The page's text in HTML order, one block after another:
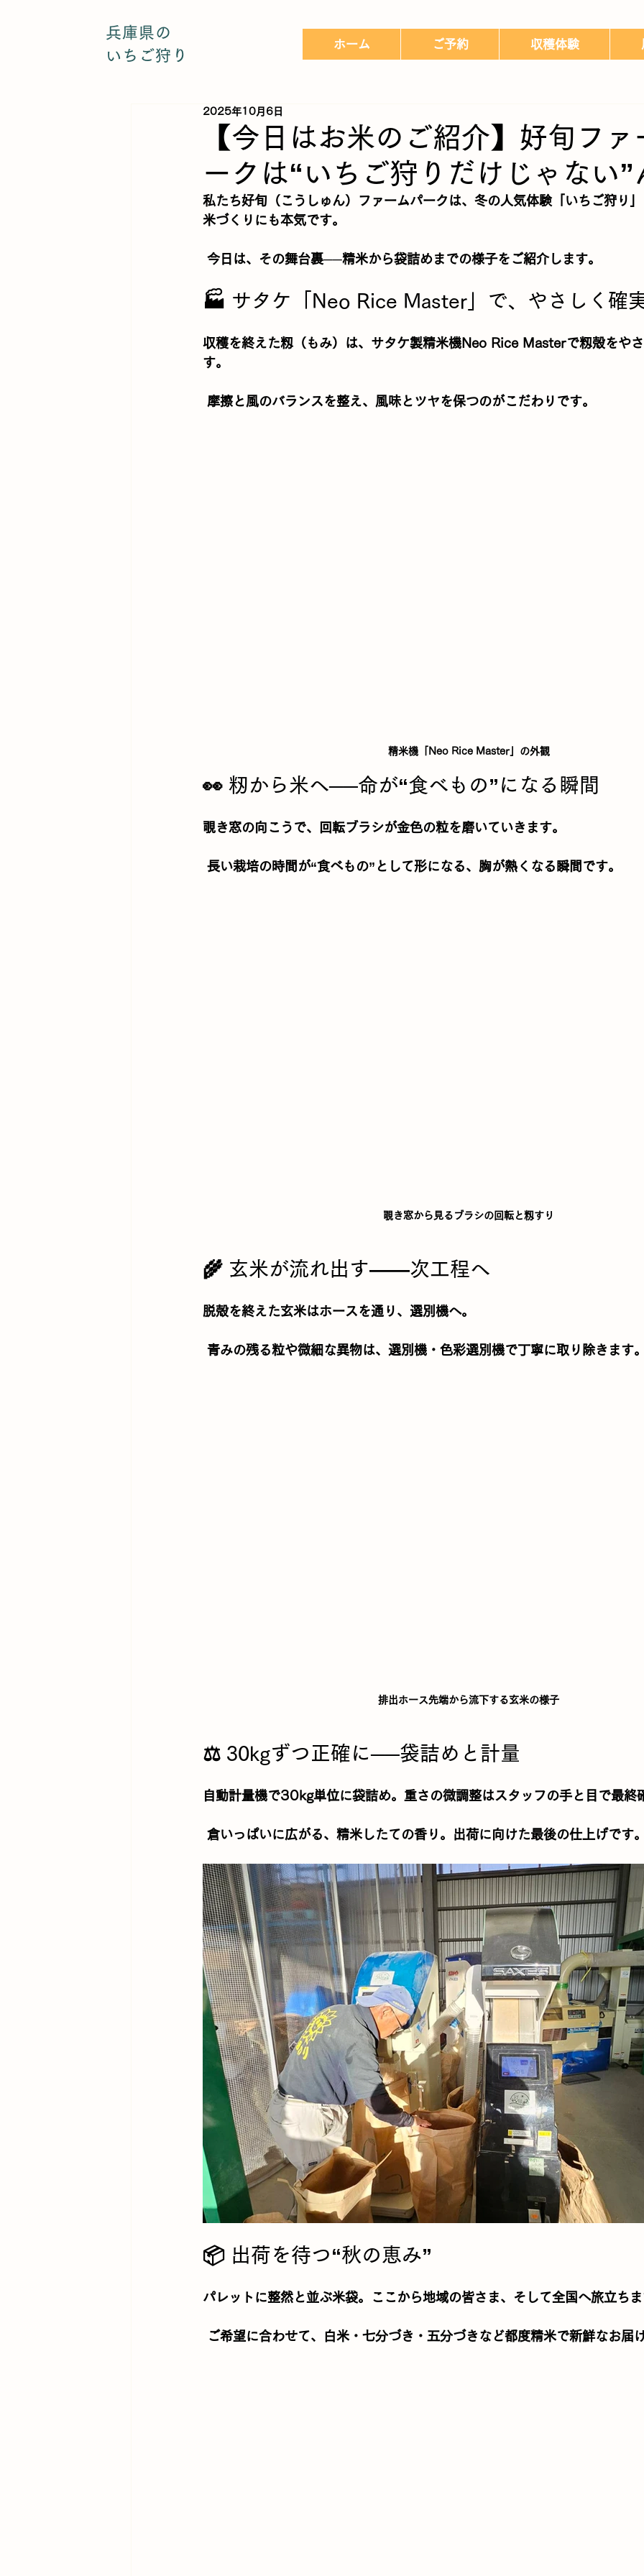
兵庫県の
いちご狩り
ホーム ご予約 収穫体験
【今日はお米のご紹介】好旬ファ
ークは“いちご狩りだけじゃない”
2025年10月6日
私たち好旬（こうしゅん）ファームパーク は、冬の人気体験「いちご狩り
米づくり にも本気です。
今日は、その舞台裏──精米から袋詰めまでの様子をご紹介します。
🏭 サタケ「Neo Rice Master」で、やさしく確
収穫を終えた籾（もみ）は、サタケ製精米機 Neo Rice Masterで籾殻をや
す。
摩擦と風のバランスを整え、風味とツヤを保つのがこだわりです。
精米機「Neo Rice Master」の外観
👀 籾から米へ──命が“食べもの”になる瞬間
覗き窓の向こうで、回転ブラシが金色の粒を磨いていきます。
長い栽培の時間が“食べもの”として形になる、胸が熱くなる瞬間です。
覗き窓から見るブラシの回転と籾すり
🌾 玄米が流れ出す——次工程へ
脱殻を終えた玄米はホースを通り、選別機へ。
青みの残る粒や微細な異物は、 選別機・色彩選別機で丁寧に取り除きます
排出ホース先端から流下する玄米の様子
⚖️ 30kgずつ正確に──袋詰めと計量
自動計量機で30kg単位に袋詰め。重さの微調整はスタッフの手と目で最終
倉いっぱいに広がる、精米したての香り。出荷に向けた最後の仕上げです
📦 出荷を待つ“秋の恵み”
パレットに整然と並ぶ米袋。ここから地域の皆さま、そして全国へ旅立ち
ご希望に合わせて、 白米・七分づき・五分づき など都度精米で新鮮なお届